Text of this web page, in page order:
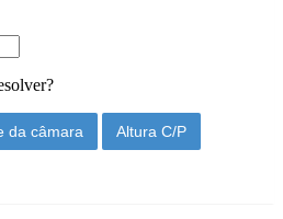
da câmara Altura C/P